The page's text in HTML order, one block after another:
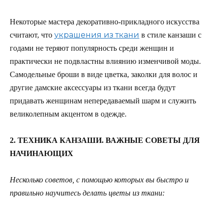
Некоторые мастера декоративно-прикладного искусства
считают, что украшения из ткани в стиле канзаши с
годами не теряют популярность среди женщин и
практически не подвластны влиянию изменчивой моды.
Самодельные броши в виде цветка, заколки для волос и
другие дамские аксессуары из ткани всегда будут
придавать женщинам непередаваемый шарм и служить
великолепным акцентом в одежде.
2. ТЕХНИКА КАНЗАШИ. ВАЖНЫЕ СОВЕТЫ ДЛЯ
НАЧИНАЮЩИХ
Несколько советов, с помощью которых вы быстро и
правильно научитесь делать цветы из ткани: